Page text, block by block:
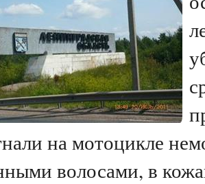
на мотоцикле
волосами, в